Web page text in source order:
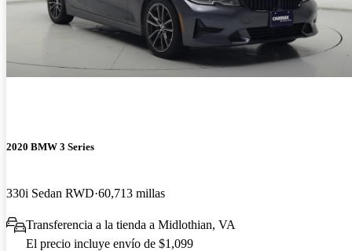
2020 BMW 3 Series
330i Sedan RWD 60,713 millas
Transferencia a la tienda a Midlothian, VA
El precio incluye envío de $1,099